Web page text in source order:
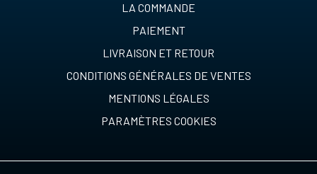
LA COMMANDE
PAIEMENT
LIVRAISON ET RETOUR
CONDITIONS GÉNÉRALES DE VENTES
MENTIONS LÉGALES
PARAMÈTRES COOKIES